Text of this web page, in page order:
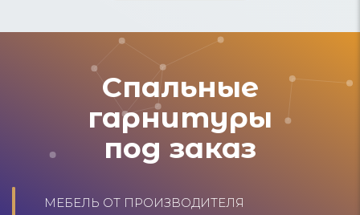
Спальные
гарнитуры
под заказ
МЕБЕЛЬ ОТ ПРОИЗВОДИТЕЛЯ